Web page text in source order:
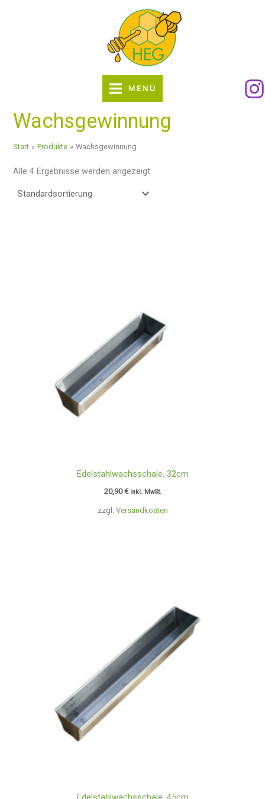
MENÜ
Wachsgewinnung
Start Produkte Wachsgewinnung
Alle 4 Ergebnisse werden angezeigt
zzgl. Versandkosten
Edelstahlwachsschale, 32cm
20,90€ inkl. MwSt.